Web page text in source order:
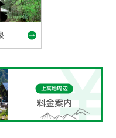
上高地周辺
料金案内